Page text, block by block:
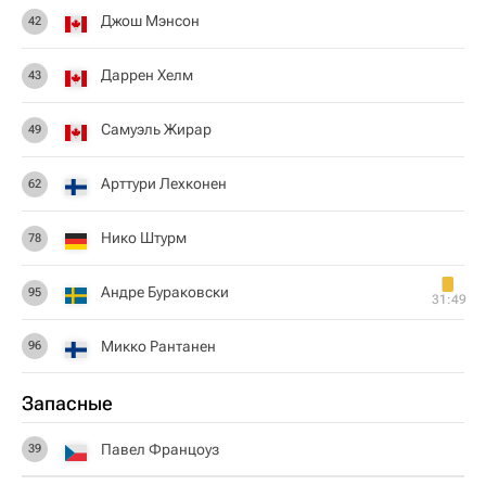
42 Джош Мэнсон
43 Даррен Хелм
49 Самуэль Жирар
62 Арттури Лехконен
78 Нико Штурм
95 Андре Бураковски 31:49
96 Микко Рантанен
Запасные
39 Павел Францоуз